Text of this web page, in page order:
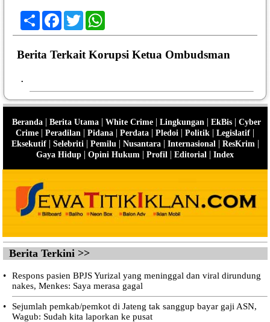
ShareFacebook
TwitterWhatsApp
Berita Terkait Korupsi Ketua Ombudsman
•
Beranda| Berita Utama| White Crime| Lingkungan | EkBis| Cyber
Crime | Peradilan | Pidana | Perdata | Pledoi | Politik | Legislatif |
Eksekutif| Selebriti | Pemilu | Nusantara| Internasional | ResKrim |
Gaya Hidup | Opini Hukum | Profil | Editorial | Index
Berita Terkini >>
•
Respons pasien BPJS Yurizal yang meninggal dan viral dirundung
nakes, Menkes: Saya merasa gagal
•
Sejumlah pemkab/pemkot di Jateng tak sanggup bayar gaji ASN,
Wagub: Sudah kita laporkan ke pusat